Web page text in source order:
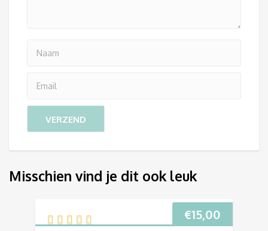
Misschien vind je dit ook leuk
€15,00